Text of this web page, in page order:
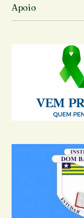
Apoio